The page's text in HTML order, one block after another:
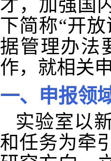
才，加强国
下简称“开
据管理办法
作，就相关
一、申报领
实验室以
和任务为牵